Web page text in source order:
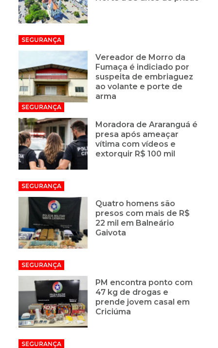
SEGURANÇA
Vereador de Morro da
Fumaça é indiciado por
suspeita de embriaguez
ao volante e porte de
arma
SEGURANÇA
Moradora de Araranguá é
presa após ameaçar
vítima com vídeos e
extorquir R$ 100 mil
SEGURANÇA
Quatro homens são
presos com mais de R$
22 mil em Balneário
Gaivota
SEGURANÇA
PM encontra ponto com
47 kg de drogas e
prende jovem casal em
Criciúma
SEGURANÇA